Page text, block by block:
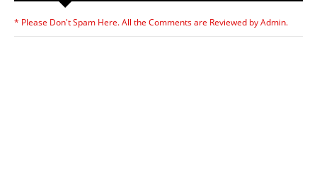
* Please Don't Spam Here. All the Comments are Reviewed by Admin.